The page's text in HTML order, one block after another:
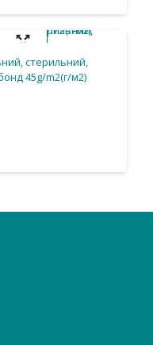
стерильний,
45g/m2(г/м2)